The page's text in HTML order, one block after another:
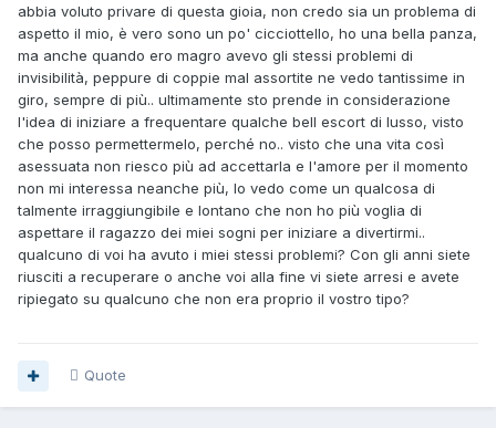
abbia voluto privare di questa gioia, non credo sia un problema di
aspetto il mio, è vero sono un po' cicciottello, ho una bella panza,
ma anche quando ero magro avevo gli stessi problemi di
invisibilità, peppure di coppie mal assortite ne vedo tantissime in
giro, sempre di più.. ultimamente sto prende in considerazione
l'idea di iniziare a frequentare qualche bell escort di lusso, visto
che posso permettermelo, perché no.. visto che una vita così
asessuata non riesco più ad accettarla e l'amore per il momento
non mi interessa neanche più, lo vedo come un qualcosa di
talmente irraggiungibile e lontano che non ho più voglia di
aspettare il ragazzo dei miei sogni per iniziare a divertirmi..
qualcuno di voi ha avuto i miei stessi problemi? Con gli anni siete
riusciti a recuperare o anche voi alla fine vi siete arresi e avete
ripiegato su qualcuno che non era proprio il vostro tipo?
Quote